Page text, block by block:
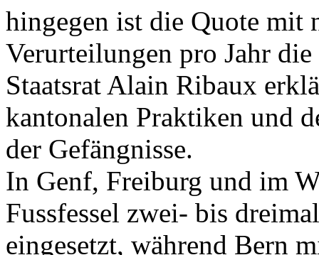
hingegen ist die Quote mit
Verurteilungen pro Jahr
Staatsrat Alain Ribaux
kantonalen Praktiken und
der Gefängnisse.
In Genf, Freiburg und im
Fussfessel zwei- bis
eingesetzt, während Bern